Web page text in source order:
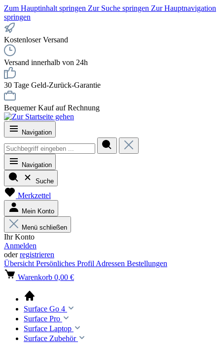
Zum Hauptinhalt springen Zur Suche springen Zur Hauptnavigation
springen
Kostenloser Versand
Versand innerhalb von 24h
30 Tage Geld-Zurück-Garantie
Bequemer Kauf auf Rechnung
Navigation
Navigation
Suche
Merkzettel
Mein Konto
Menü schließen
Ihr Konto
Anmelden
oderregistrieren
Übersicht Persönliches Profil Adressen Bestellungen
Warenkorb 0,00 €
Surface Go 4
Surface Pro
Surface Laptop
Surface Zubehör